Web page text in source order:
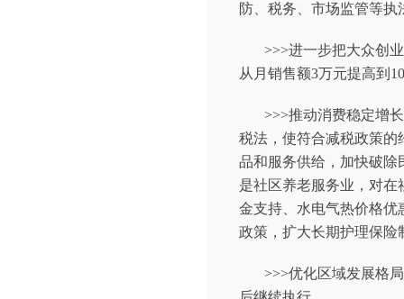
防、税务、市场监管等
>>>进一步把大众创
从月销售额3万元提高到
>>>推动消费稳定增
税法，使符合减税政策的
品和服务供给，加快破除
是社区养老服务业，对
金支持、水电气热价格优
政策，扩大长期护理保险
>>>优化区域发展格